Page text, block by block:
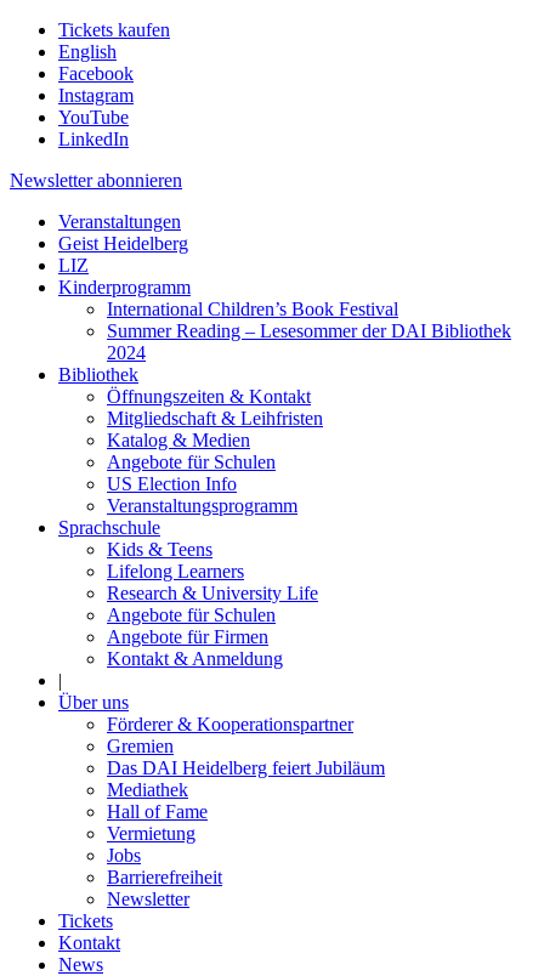
Tickets kaufen
English
Facebook
Instagram
YouTube
LinkedIn
Newsletter abonnieren
Veranstaltungen
Geist Heidelberg
LIZ
Kinderprogramm
International Children’s Book Festival
Summer Reading – Lesesommer der DAI Bibliothek
2024
Bibliothek
Öffnungszeiten & Kontakt
Mitgliedschaft & Leihfristen
Katalog & Medien
Angebote für Schulen
US Election Info
Veranstaltungsprogramm
Sprachschule
Kids & Teens
Lifelong Learners
Research & University Life
Angebote für Schulen
Angebote für Firmen
Kontakt & Anmeldung
|
Über uns
Förderer & Kooperationspartner
Gremien
Das DAI Heidelberg feiert Jubiläum
Mediathek
Hall of Fame
Vermietung
Jobs
Barrierefreiheit
Newsletter
Tickets
Kontakt
News